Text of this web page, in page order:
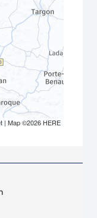
| Map ©2026 HERE